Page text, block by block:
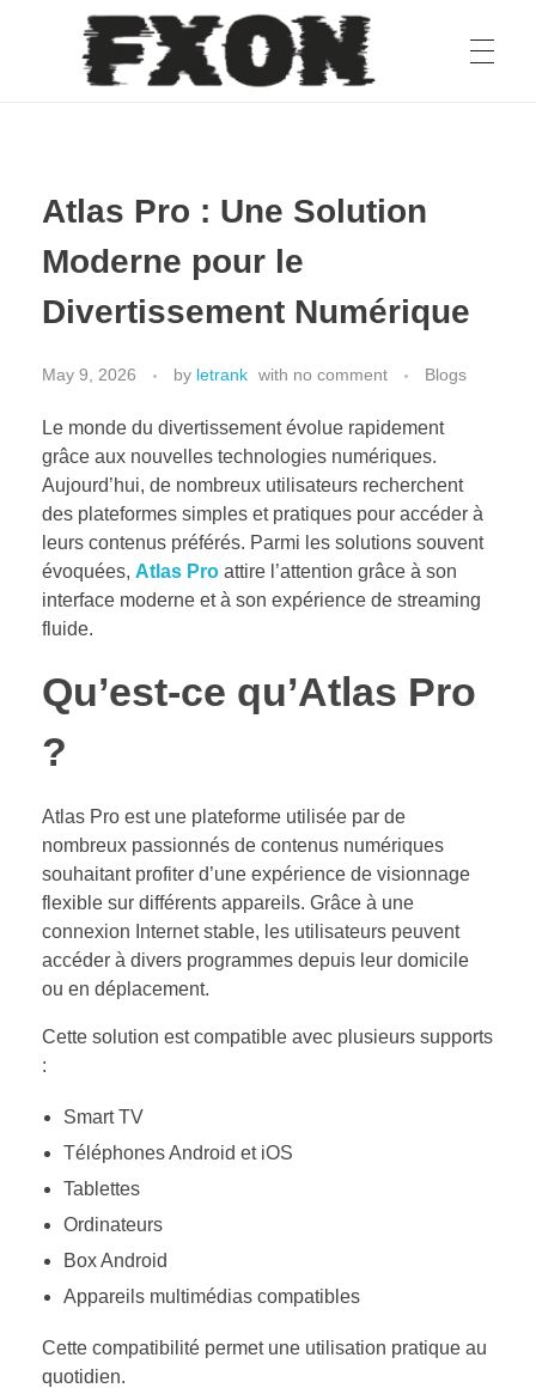
fxon
Atlas Pro : Une Solution
Moderne pour le
Divertissement Numérique
May 9, 2026 by letrank with no comment Blogs
Le monde du divertissement évolue rapidement
grâce aux nouvelles technologies numériques.
Aujourd’hui, de nombreux utilisateurs recherchent
des plateformes simples et pratiques pour accéder à
leurs contenus préférés. Parmi les solutions souvent
évoquées, Atlas Pro attire l’attention grâce à son
interface moderne et à son expérience de streaming
fluide.
Qu’est-ce qu’Atlas Pro
?
Atlas Pro est une plateforme utilisée par de
nombreux passionnés de contenus numériques
souhaitant profiter d’une expérience de visionnage
flexible sur différents appareils. Grâce à une
connexion Internet stable, les utilisateurs peuvent
accéder à divers programmes depuis leur domicile
ou en déplacement.
Cette solution est compatible avec plusieurs supports
:
Smart TV
Téléphones Android et iOS
Tablettes
Ordinateurs
Box Android
Appareils multimédias compatibles
Cette compatibilité permet une utilisation pratique au
quotidien.